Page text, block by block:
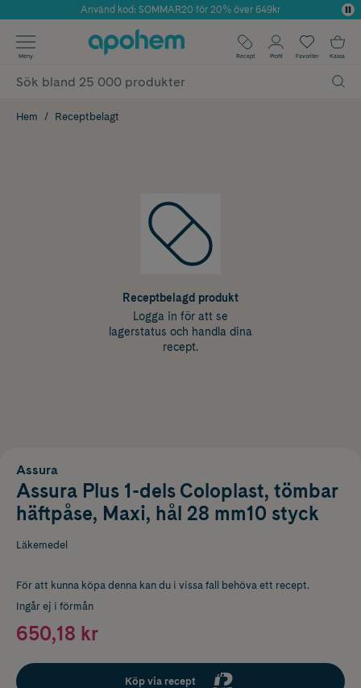
Årets Butik 2025 inom Skönhet
Använd kod: SOMMAR20 för 20% över 649kr
✓ Fri frakt
✓ Poäng på alla köp*
Meny Recept Profil Favoriter Kassa
Hem Receptbelagt
Receptbelagd produkt
Logga in för att se
lagerstatus och handla dina
recept.
Assura
Assura Plus 1-dels Coloplast, tömbar
häftpåse, Maxi, hål 28 mm10 styck
Läkemedel
För att kunna köpa denna kan du i vissa fall behöva ett recept.
Ingår ej i förmån
650,18 kr
Köp via recept